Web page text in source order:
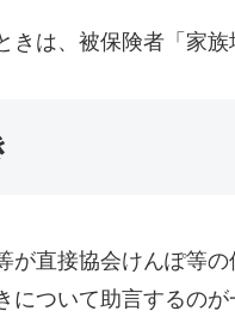
きは、被保険者「家族
が直接協会けんぽ等
について助言するの